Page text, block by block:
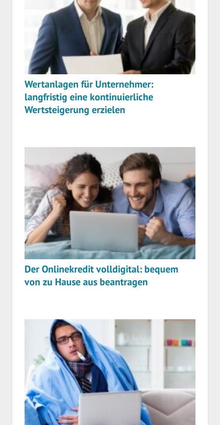
Wertanlagen für Unternehmer:
langfristig eine kontinuierliche
Wertsteigerung erzielen
Der Onlinekredit volldigital: bequem
von zu Hause aus beantragen